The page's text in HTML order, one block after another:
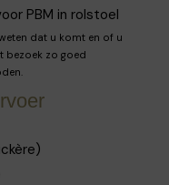
PBM in rolstoel
dat u komt en of u
bezoek zo goed